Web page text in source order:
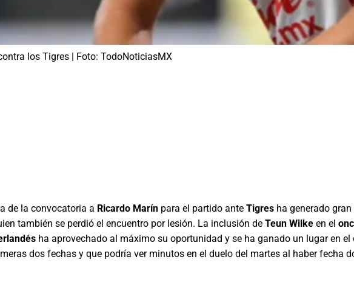
los Tigres | Foto: TodoNoticiasMX
de la convocatoria a Ricardo Marín para el partido ante Tigres ha generado
también se perdió el encuentro por lesión. La inclusión de Teun Wilke en el
ha aprovechado al máximo su oportunidad y se ha ganado un lugar en
dos fechas y que podría ver minutos en el duelo del martes al haber fecha